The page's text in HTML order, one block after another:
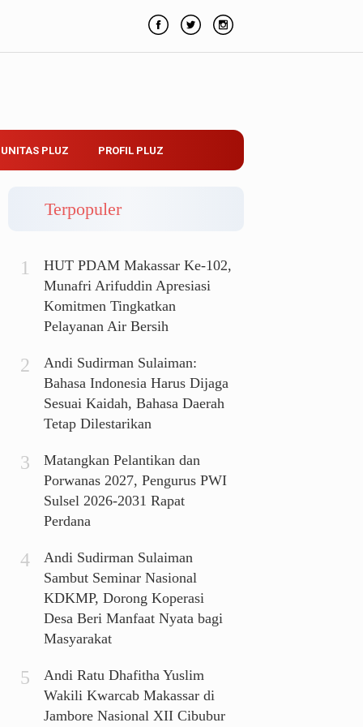
PLUZ PROFIL PLUZ
Terpopuler
HUT PDAM Makassar Ke-102,
Munafri Arifuddin Apresiasi
Komitmen Tingkatkan
Pelayanan Air Bersih
Andi Sudirman Sulaiman:
Bahasa Indonesia Harus Dijaga
Sesuai Kaidah, Bahasa Daerah
Tetap Dilestarikan
Matangkan Pelantikan dan
Porwanas 2027, Pengurus PWI
Sulsel 2026-2031 Rapat
Perdana
Andi Sudirman Sulaiman
Sambut Seminar Nasional
KDKMP, Dorong Koperasi
Desa Beri Manfaat Nyata bagi
Masyarakat
Andi Ratu Dhafitha Yuslim
Wakili Kwarcab Makassar di
Jambore Nasional XII Cibubur